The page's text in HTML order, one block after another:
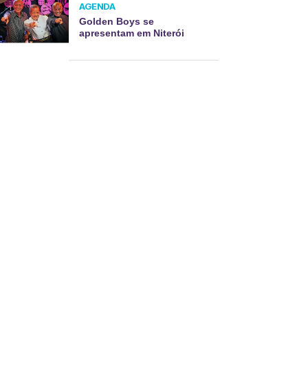
AGENDA
Golden Boys se
apresentam em Niterói